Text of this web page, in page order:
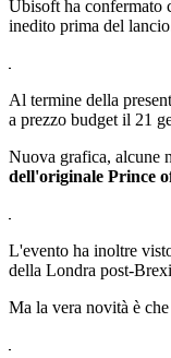
Ubisoft ha confermato
inedito prima del
Al termine della
a prezzo budget il 21
Nuova grafica, alcune
dell'originale Prince
L'evento ha inoltre
della Londra post-
Ma la vera novità è che